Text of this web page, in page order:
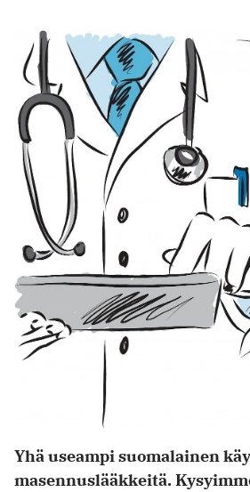
Yhä useampi suomalainen
masennuslääkkeitä.